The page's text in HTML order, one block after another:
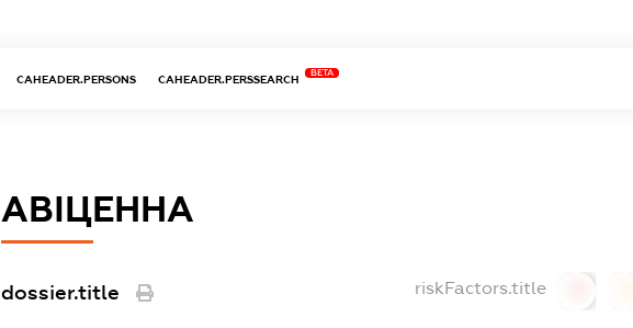
CAHEADER.PERSONS CAHEADER.PERSSEARCH
BETA
АВІЦЕННА
dossier.title riskFactors.title